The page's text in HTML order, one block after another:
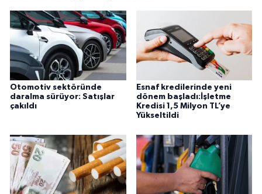
Otomotiv sektöründe
daralma sürüyor: Satışlar
çakıldı
Esnaf kredilerinde yeni
dönem başladı:İşletme
Kredisi 1,5 Milyon TL’ye
Yükseltildi